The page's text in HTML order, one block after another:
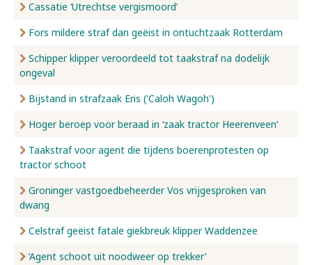
Cassatie ‘Utrechtse vergismoord’
Fors mildere straf dan geëist in ontuchtzaak Rotterdam
Schipper klipper veroordeeld tot taakstraf na dodelijk
ongeval
Bijstand in strafzaak Eris ('Caloh Wagoh')
Hoger beroep voor beraad in ‘zaak tractor Heerenveen’
Taakstraf voor agent die tijdens boerenprotesten op
tractor schoot
Groninger vastgoedbeheerder Vos vrijgesproken van
dwang
Celstraf geëist fatale giekbreuk klipper Waddenzee
‘Agent schoot uit noodweer op trekker’